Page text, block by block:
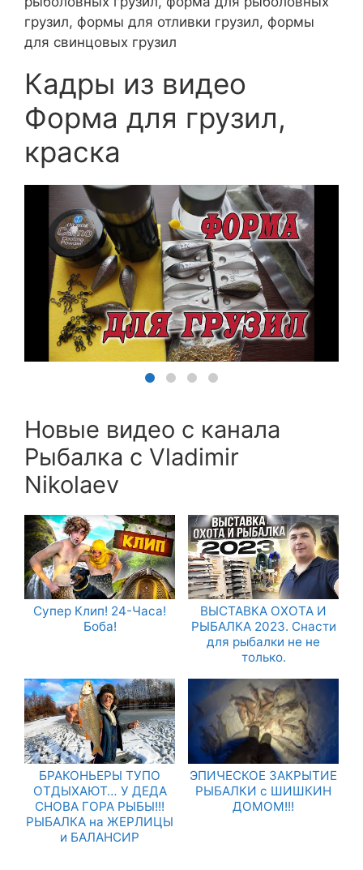
грузил, формы для отливки грузил, формы
для свинцовых грузил
Кадры из видео
Форма для грузил,
краска
Новые видео с канала
Рыбалка с Vladimir
Nikolaev
Супер Клип! 24-Часа!
Боба!
ВЫСТАВКА ОХОТА И
РЫБАЛКА 2023. Снасти
для рыбалки не не
только.
БРАКОНЬЕРЫ ТУПО
ОТДЫХАЮТ… У ДЕДА
СНОВА ГОРА РЫБЫ!!!
РЫБАЛКА на ЖЕРЛИЦЫ
и БАЛАНСИР
ЭПИЧЕСКОЕ ЗАКРЫТИЕ
РЫБАЛКИ с ШИШКИН
ДОМОМ!!!